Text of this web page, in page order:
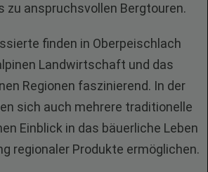
zu anspruchsvollen Bergtouren.
finden in Oberpeischlach
Landwirtschaft und das
Regionen faszinierend. In der
sich auch mehrere traditionelle
Einblick in das bäuerliche Leben
regionaler Produkte ermöglichen.